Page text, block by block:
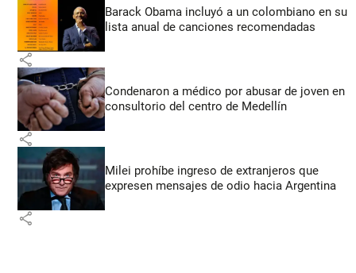
Barack Obama incluyó a un colombiano en su
lista anual de canciones recomendadas
share
Condenaron a médico por abusar de joven en
consultorio del centro de Medellín
share
Milei prohíbe ingreso de extranjeros que
expresen mensajes de odio hacia Argentina
share